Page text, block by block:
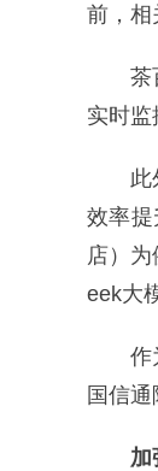
前，相
茶
实时监
此
效率
店）
eek大
作
国信通
加